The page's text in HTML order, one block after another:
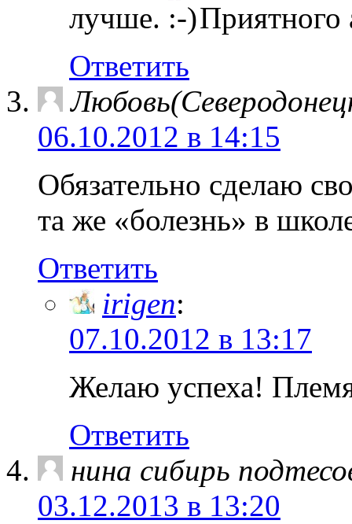
лучше.
Приятного
Ответить
06.10.2012 в 14:15
Обязательно сделаю
та же «болезнь» в
Ответить
irigen:
07.10.2012 в 13:17
Желаю успеха!
Ответить
нина сибирь
03.12.2013 в 13:20